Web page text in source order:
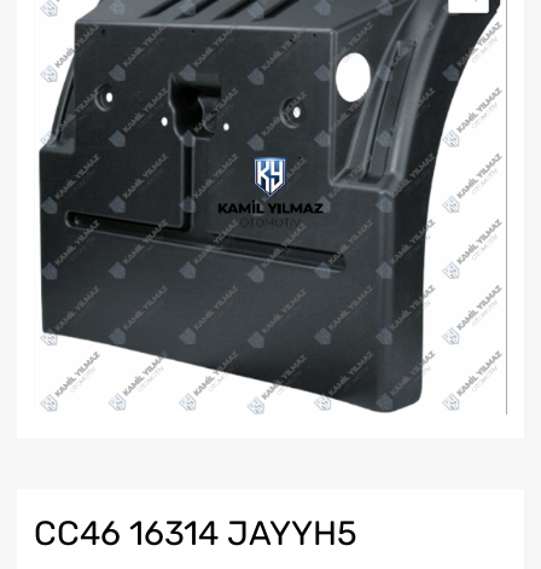
CC46 16314 JAYYH5